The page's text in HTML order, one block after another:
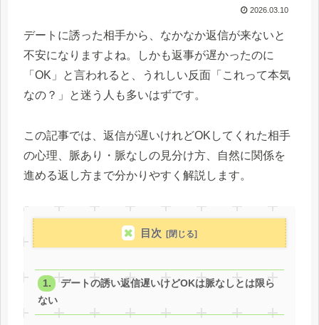
2026.03.10
デートに誘った相手から、なかなか返信が来ないと
不安になりますよね。しかも返事が遅かったのに
「OK」と言われると、うれしい反面「これって本気
なの？」と迷う人も多いはずです。
この記事では、返信が遅いけれどOKしてくれた相手
の心理、脈あり・脈なしの見分け方、自然に関係を
進める返し方まで分かりやすく解説します。
目次
デートの誘い返信遅いけどOKは脈なしとは限ら
ない